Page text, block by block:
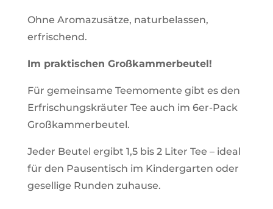
Ohne Aromazusätze, naturbelassen,
erfrischend.
Im praktischen Großkammerbeutel!
Für gemeinsame Teemomente gibt es den
Erfrischungskräuter Tee auch im 6er-Pack
Großkammerbeutel.
Jeder Beutel ergibt 1,5 bis 2 Liter Tee – ideal
für den Pausentisch im Kindergarten oder
gesellige Runden zuhause.